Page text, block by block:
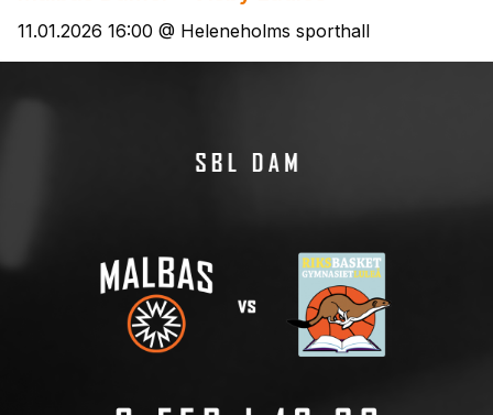
11.01.2026 16:00 @ Heleneholms sporthall